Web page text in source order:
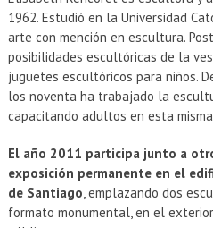
1962. Estudió en la Universidad
arte con mención en escultura.
posibilidades escultóricas de la
juguetes escultóricos para niños.
los noventa ha trabajado la
capacitando adultos en esta
El año 2011 participa junto a
exposición permanente en el
de Santiago, emplazando dos
formato monumental, en el